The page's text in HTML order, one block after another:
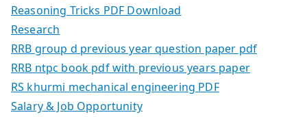
Reasoning Tricks PDF Download
Research
RRB group d previous year question paper pdf
RRB ntpc book pdf with previous years paper
RS khurmi mechanical engineering PDF
Salary & Job Opportunity